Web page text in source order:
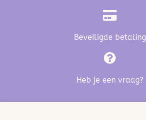
Beveiligde betaling
Heb je een vraag?